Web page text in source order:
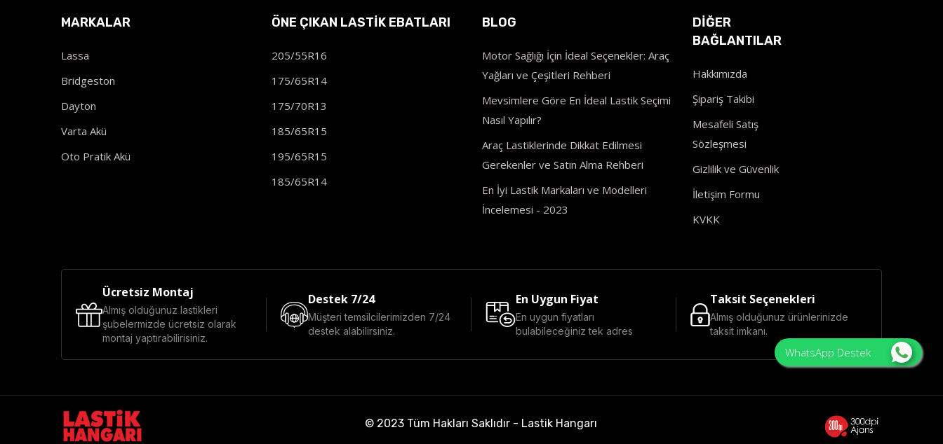
WhatsApp Destek
MARKALAR
Lassa
Bridgeston
Dayton
Varta Akü
Oto Pratik Akü
ÖNE ÇIKAN LASTIK EBATLARI
205/55R16
175/65R14
175/70R13
185/65R15
195/65R15
185/65R14
BLOG
Motor Sağlığı İçin İdeal Seçenekler: Araç
Yağları ve Çeşitleri Rehberi
Mevsimlere Göre En İdeal Lastik Seçimi
Nasıl Yapılır?
Araç Lastiklerinde Dikkat Edilmesi
Gerekenler ve Satın Alma Rehberi
En İyi Lastik Markaları ve Modelleri
İncelemesi - 2023
DİĞER
BAĞLANTILAR
Hakkımızda
Şipariş Takibi
Mesafeli Satış
Sözleşmesi
Gizlilik ve Güvenlik
İletişim Formu
KVKK
Ücretsiz Montaj
Almış olduğunuz lastikleri
şubelermizde ücretsiz olarak
montaj yaptırabilirisiniz.
Destek 7/24
Müşteri temsilcilerimizden 7/24
destek alabilirsiniz.
En Uygun Fiyat
En uygun fiyatları
bulabileceğiniz tek adres
Taksit Seçenekleri
Almış olduğunuz ürünlerinizde
taksit imkanı.
© 2023 Tüm Hakları Saklıdır - Lastik Hangarı